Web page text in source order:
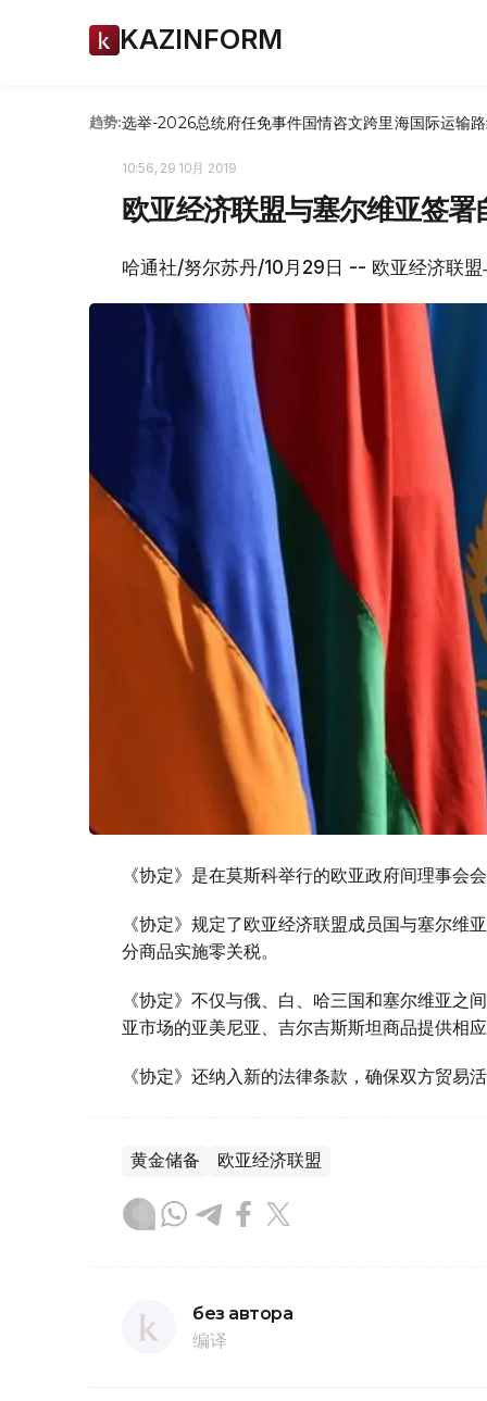
KAZINFORM
趋势:选举-2026总统府任免事件国情咨文跨里海国际运输
10:56, 29 10月 2019
欧亚经济联盟与塞尔维亚签署
哈通社/努尔苏丹/10月29日 -- 欧亚经济联盟
《协定》是在莫斯科举行的欧亚政府间理事会
《协定》规定了欧亚经济联盟成员国与塞尔维
分商品实施零关税。
《协定》不仅与俄、白、哈三国和塞尔维亚之
亚市场的亚美尼亚、吉尔吉斯斯坦商品提供相应
《协定》还纳入新的法律条款，确保双方贸易
黄金储备 欧亚经济联盟
без автора
编译